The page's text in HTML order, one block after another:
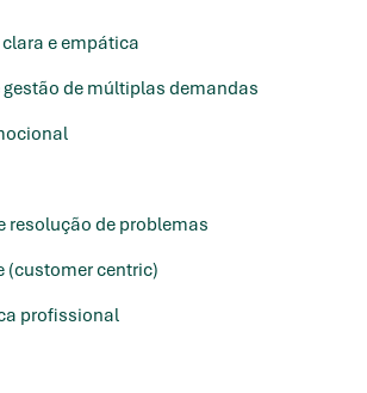
e empática
de múltiplas demandas
resolução de problemas
(customer centric)
profissional